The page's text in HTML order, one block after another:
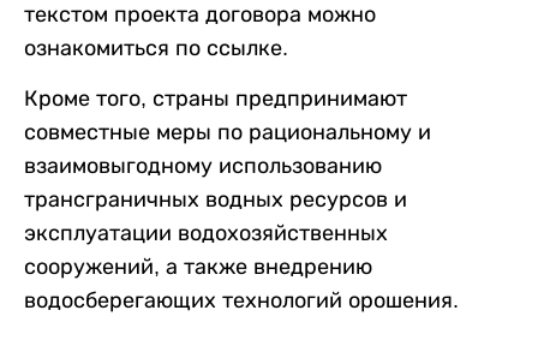
текстом проекта договора можно
ознакомиться по ссылке.
Кроме того, страны предпринимают
совместные меры по рациональному и
взаимовыгодному использованию
трансграничных водных ресурсов и
эксплуатации водохозяйственных
сооружений, а также внедрению
водосберегающих технологий орошения.